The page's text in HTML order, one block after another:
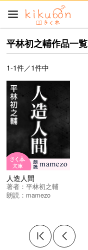
平林初之輔作品一覧
1-1件／1件中
人造人間
著者：平林初之輔
朗読： mamezo